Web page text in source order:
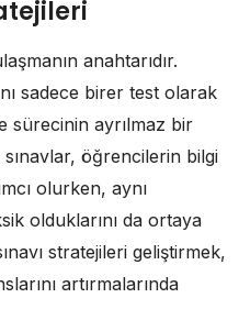
anahtarıdır.
sadece birer test olarak
sürecinin ayrılmaz bir
öğrencilerin bilgi
olurken, aynı
olduklarını da ortaya
stratejileri geliştirmek,
artırmalarında